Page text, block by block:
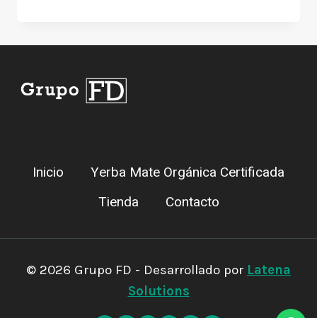
Inicio
Yerba Mate Orgánica Certificada
Tienda
Contacto
© 2026 Grupo FD - Desarrollado por Latena
Solutions